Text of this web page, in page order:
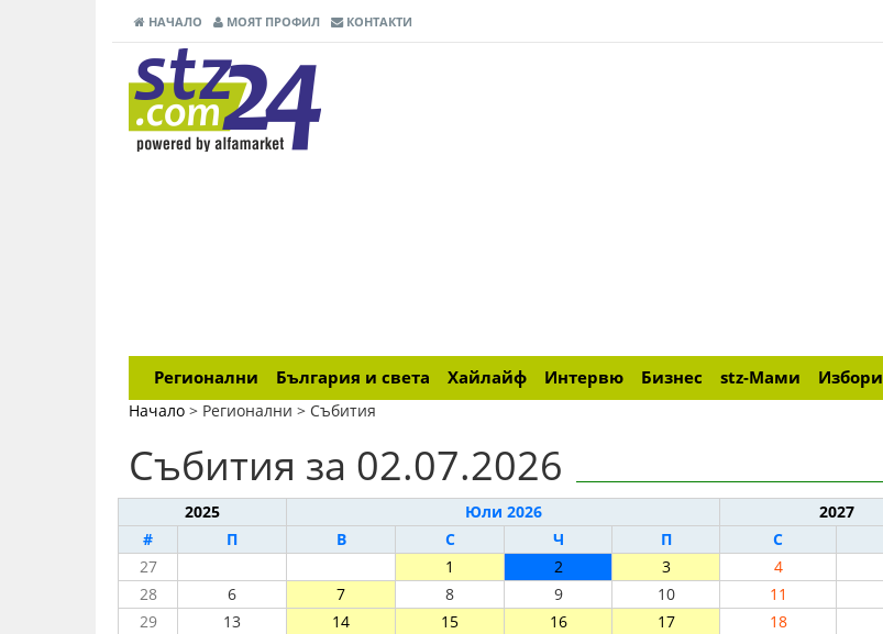
НАЧАЛО МОЯТ ПРОФИЛ КОНТАКТИ
Регионални България и света Хайлайф Интервю Бизнес stz-Мами Избори
Начало > Регионални > Събития
Събития за 02.07.2026
2025 Юли 2026
2027
#
П В С Ч П С
27
1 2 3 4
28
6 7 8 9 10 11
29
13 14 15 16 17 18